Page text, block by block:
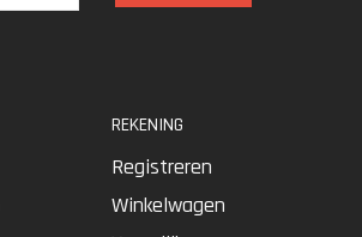
REKENING
Registreren
Winkelwagen